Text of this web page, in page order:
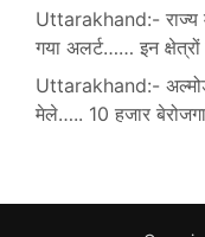
Uttarakhand:- राज्य
गया अलर्ट…… इन
Uttarakhand:-
मेले….. 10 हजार